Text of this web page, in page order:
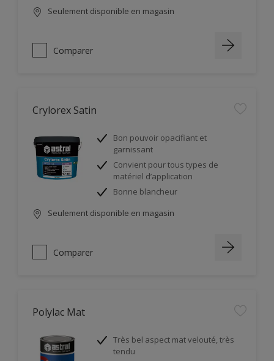
Seulement disponible en magasin
Comparer
Crylorex Satin
Bon pouvoir opacifiant et
garnissant
Convient pour tous types de
matériel d’application
Bonne blancheur
Seulement disponible en magasin
Comparer
Polylac Mat
Très bel aspect mat velouté, très
tendu